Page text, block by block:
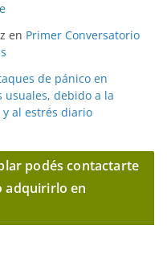
en Primer Conversatorio
de pánico en
usuales, debido a la
al estrés diario
podés contactarte
adquirirlo en